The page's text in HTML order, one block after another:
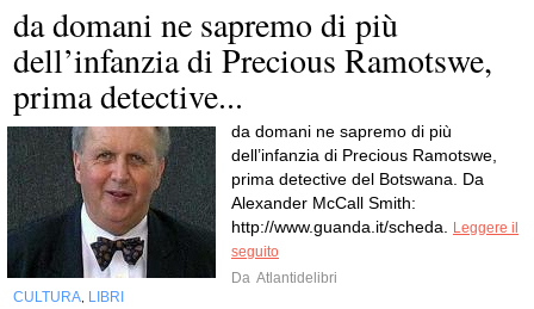
da domani ne sapremo di più
dell’infanzia di Precious Ramotswe,
prima detective...
da domani ne sapremo di più
dell’infanzia di Precious Ramotswe,
prima detective del Botswana. Da
Alexander McCall Smith:
http://www.guanda.it/scheda.
Leggere il
seguito
Da Atlantidelibri
CULTURA LIBRI